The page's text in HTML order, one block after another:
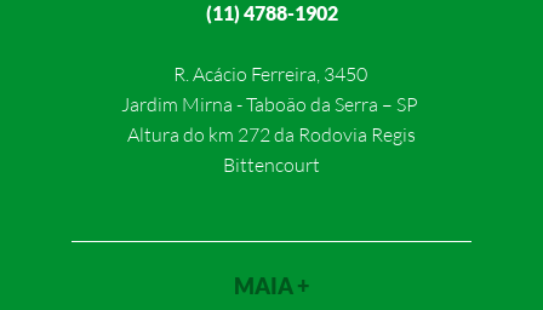
(11) 4788-1902
R. Acácio Ferreira, 3450
Jardim Mirna - Taboão da Serra – SP
Altura do km 272 da Rodovia Regis
Bittencourt
MAIA +